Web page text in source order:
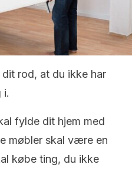
rod, at du ikke har
i.
fylde dit hjem med
møbler skal være en
købe ting, du ikke